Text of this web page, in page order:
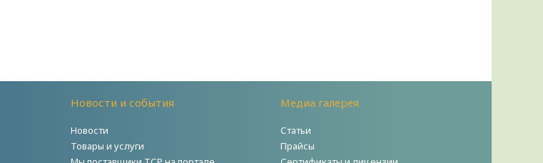
Новости и события
Новости
Товары и услуги
Медиа галерея
Статьи
Прайсы